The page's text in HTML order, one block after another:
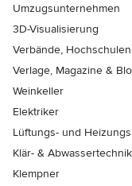
Umzugsunternehmen
3D-Visualisierung
Verbände,
Verlage, Magazine &
Weinkeller
Elektriker
Lüftungs- und
Klär- & Abwassertechnik
Klempner